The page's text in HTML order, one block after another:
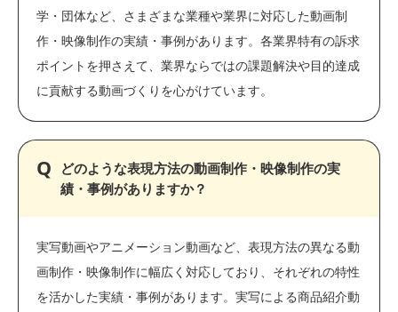
学・団体など、さまざまな業種や業界に対応した動画制
作・映像制作の実績・事例があります。各業界特有の訴求
ポイントを押さえて、業界ならではの課題解決や目的達成
に貢献する動画づくりを心がけています。
どのような表現方法の動画制作・映像制作の実
績・事例がありますか？
実写動画やアニメーション動画など、表現方法の異なる動
画制作・映像制作に幅広く対応しており、それぞれの特性
を活かした実績・事例があります。実写による商品紹介動